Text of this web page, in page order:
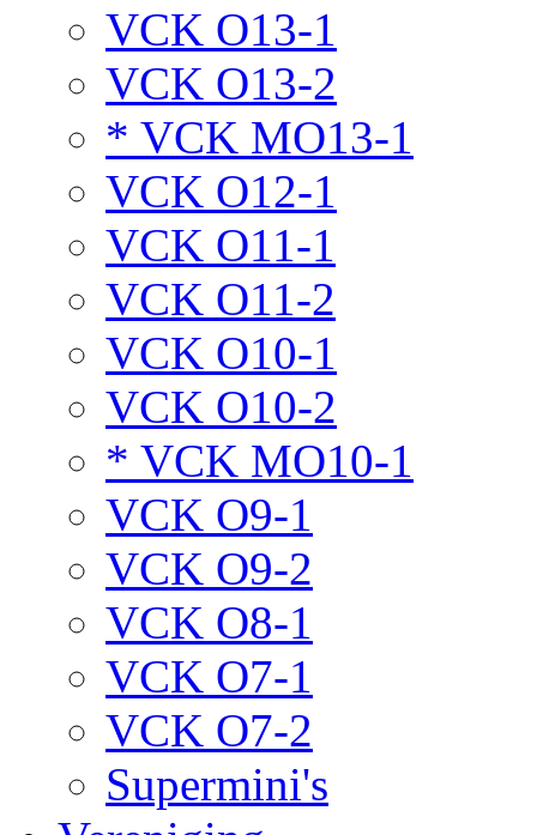
VCK O13-1
VCK O13-2
* VCK MO13-1
VCK O12-1
VCK O11-1
VCK O11-2
VCK O10-1
VCK O10-2
* VCK MO10-1
VCK O9-1
VCK O9-2
VCK O8-1
VCK O7-1
VCK O7-2
Supermini's